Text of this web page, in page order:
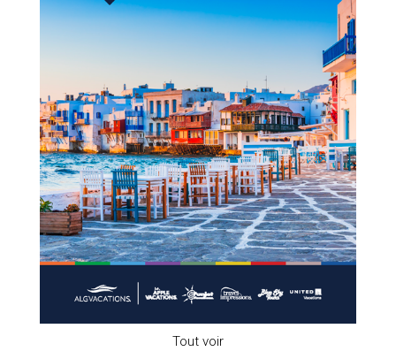
Tout voir